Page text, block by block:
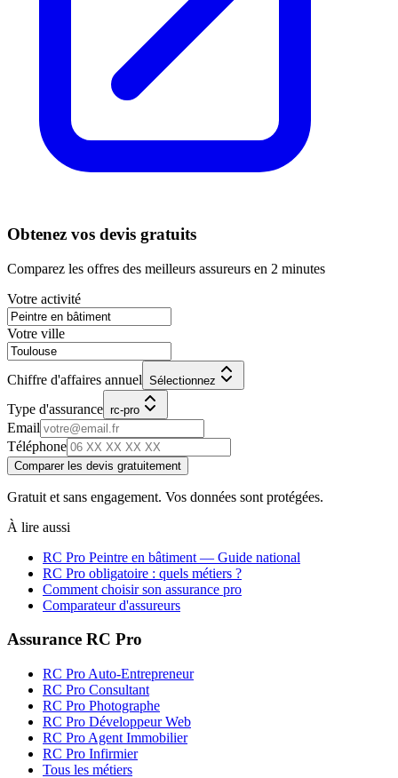
Obtenez vos devis gratuits
Comparez les offres des meilleurs assureurs en 2 minutes
Votre activité
Votre ville
Chiffre d'affaires annuel Sélectionnez
Type d'assurance rc-pro
Email
Téléphone
Comparer les devis gratuitement
Gratuit et sans engagement. Vos données sont protégées.
À lire aussi
RC Pro Peintre en bâtiment — Guide national
RC Pro obligatoire : quels métiers ?
Comment choisir son assurance pro
Comparateur d'assureurs
Assurance RC Pro
RC Pro Auto-Entrepreneur
RC Pro Consultant
RC Pro Photographe
RC Pro Développeur Web
RC Pro Agent Immobilier
RC Pro Infirmier
Tous les métiers